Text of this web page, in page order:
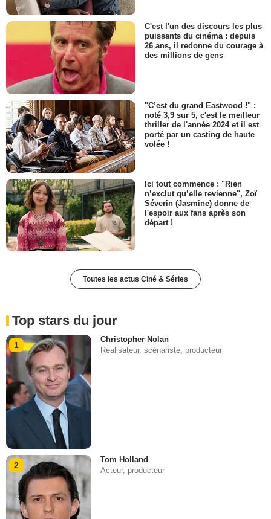
C'est l'un des discours les plus
puissants du cinéma : depuis
26 ans, il redonne du courage à
des millions de gens
"C’est du grand Eastwood !" :
noté 3,9 sur 5, c'est le meilleur
thriller de l'année 2024 et il est
porté par un casting de haute
volée !
Ici tout commence : "Rien
n’exclut qu’elle revienne", Zoï
Séverin (Jasmine) donne de
l'espoir aux fans après son
départ !
Toutes les actus Ciné & Séries
Top stars du jour
1
Christopher Nolan
Réalisateur, scénariste, producteur
2
Tom Holland
Acteur, producteur